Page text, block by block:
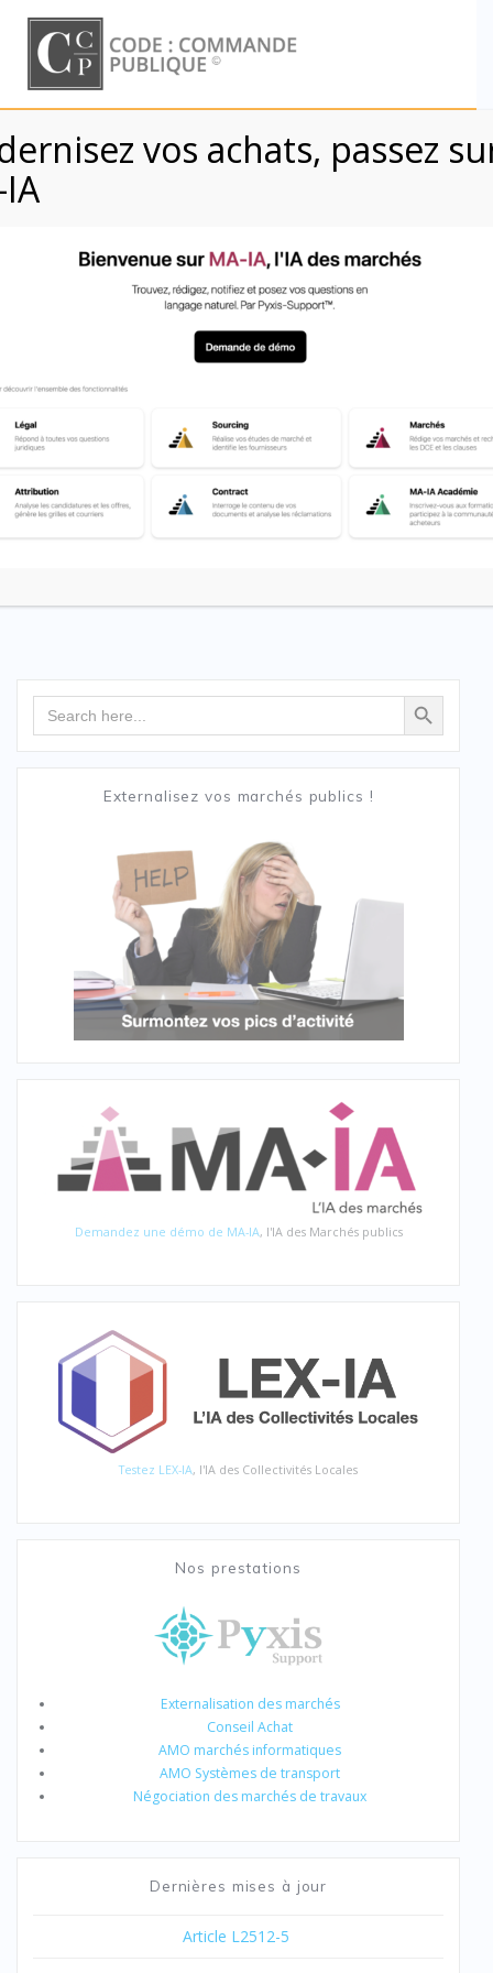
to
content
Probité
cf. Corruption – Contrôle / audit interne marchés publics
Search Search Button
Externalisez vos marchés publics !
Demandez une démo de MA-IA, l'IA des Marchés publics
Testez LEX-IA, l'IA des Collectivités Locales
Nos prestations
Externalisation des marchés
Conseil Achat
AMO marchés informatiques
AMO Systèmes de transport
Négociation des marchés de travaux
Dernières mises à jour
Article L2512-5
vos achats, passez